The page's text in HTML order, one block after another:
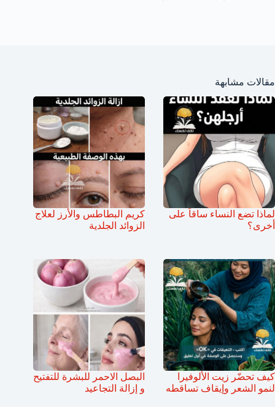
مقالات مشابهة
لماذا تضع النساء ساقاً على
أخرى؟
كريم البطاطس والأرز لعلاج
الزوائد الجلدية
كيف تحضّر زيت الألوفيرا
لنمو الشعر وإيقاف تساقطه
البصل الاحمر للبشرة للتفتيح
و إزالة التجاعيد